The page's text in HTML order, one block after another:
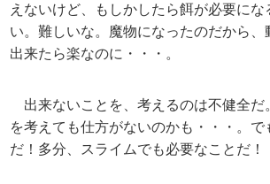
えないけど、もしかしたら餌が必要にな
い。難しいな。魔物になったのだから、
出来たら楽なのに・・・。
出来ないことを、考えるのは不健全だ
を考えても仕方がないのかも・・・。で
だ！多分、スライムでも必要なことだ！